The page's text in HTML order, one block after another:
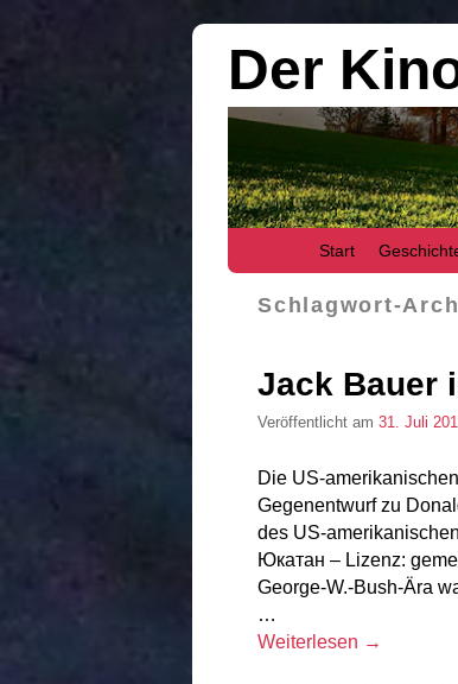
Der
Start
Schlagwort-
Jack Bauer
Veröffentlicht am 31. Juli
Die US-
Gegenentwurf zu
des US-
Юкатан – Lizenz:
George-W.-Bush-Ära
…
Weiterlesen →